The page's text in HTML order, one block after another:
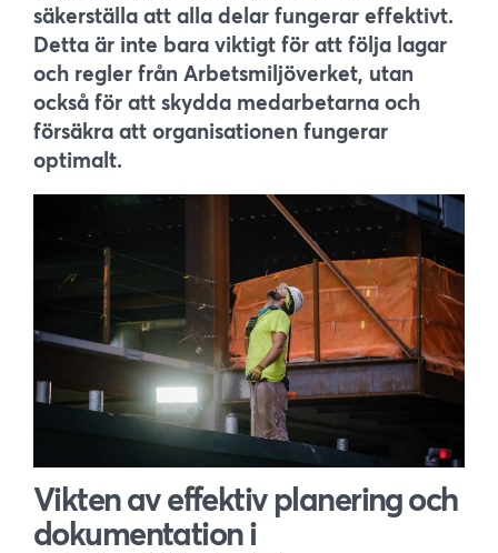
säkerställa att alla delar fungerar effektivt.
Detta är inte bara viktigt för att följa lagar
och regler från Arbetsmiljöverket, utan
också för att skydda medarbetarna och
försäkra att organisationen fungerar
optimalt.
Vikten av effektiv planering och
dokumentation i